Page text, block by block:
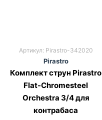
Артикул: Pirastro-342020
Pirastro
Комплект струн Pirastro
Flat-Chromesteel
Orchestra 3/4 для
контрабаса